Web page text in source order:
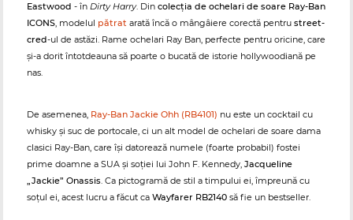
Eastwood - în Dirty Harry. Din colecția de ochelari de soare Ray-Ban
ICONS, modelul pătrat arată încă o mângâiere corectă pentru street-
cred-ul de astăzi. Rame ochelari Ray Ban, perfecte pentru oricine, care
și-a dorit întotdeauna să poarte o bucată de istorie hollywoodiană pe
nas.
De asemenea, Ray-Ban Jackie Ohh (RB4101) nu este un cocktail cu
whisky și suc de portocale, ci un alt model de ochelari de soare dama
clasici Ray-Ban, care își datorează numele (foarte probabil) fostei
prime doamne a SUA și soției lui John F. Kennedy, Jacqueline
„Jackie” Onassis. Ca pictogramă de stil a timpului ei, împreună cu
soțul ei, acest lucru a făcut ca Wayfarer RB2140 să fie un bestseller.